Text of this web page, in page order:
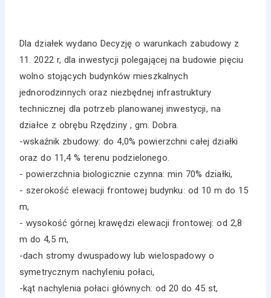
Dla działek wydano Decyzję o warunkach zabudowy z
11. 2022 r, dla inwestycji polegającej na budowie pięciu
wolno stojących budynków mieszkalnych
jednorodzinnych oraz niezbędnej infrastruktury
technicznej dla potrzeb planowanej inwestycji, na
działce z obrębu Rzędziny , gm. Dobra.
-wskaźnik zbudowy: do 4,0% powierzchni całej działki
oraz do 11,4 % terenu podzielonego.
- powierzchnia biologicznie czynna: min 70% działki,
- szerokość elewacji frontowej budynku: od 10 m do 15
m,
- wysokość górnej krawędzi elewacji frontowej: od 2,8
m do 4,5 m,
-dach stromy dwuspadowy lub wielospadowy o
symetrycznym nachyleniu połaci,
-kąt nachylenia połaci głównych: od 20 do 45 st,